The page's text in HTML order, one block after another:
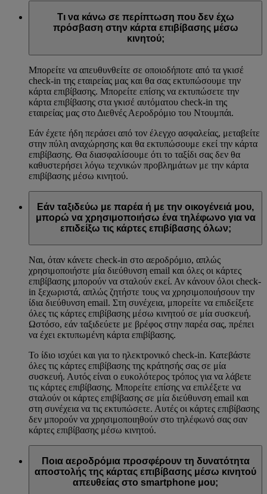
Τι να κάνω σε περίπτωση που δεν έχω
πρόσβαση στην κάρτα επιβίβασης μέσω
κινητού;
Μπορείτε να απευθυνθείτε σε οποιοδήποτε από τα γκισέ
check-in της εταιρείας μας και θα σας εκτυπώσουμε την
κάρτα επιβίβασης. Μπορείτε επίσης να εκτυπώσετε την
κάρτα επιβίβασης στα γκισέ αυτόματου check-in της
εταιρείας μας στο Διεθνές Αεροδρόμιο του Ντουμπάι.
Εάν έχετε ήδη περάσει από τον έλεγχο ασφαλείας, μεταβείτε
στην πύλη αναχώρησης και θα εκτυπώσουμε εκεί την κάρτα
επιβίβασης. Θα διασφαλίσουμε ότι το ταξίδι σας δεν θα
καθυστερήσει λόγω τεχνικών προβλημάτων με την κάρτα
επιβίβασης μέσω κινητού.
Εάν ταξιδεύω με παρέα ή με την οικογένειά μου,
μπορώ να χρησιμοποιήσω ένα τηλέφωνο για να
επιδείξω τις κάρτες επιβίβασης όλων;
Ναι, όταν κάνετε check-in στο αεροδρόμιο, απλώς
χρησιμοποιήστε μία διεύθυνση email και όλες οι κάρτες
επιβίβασης μπορούν να σταλούν εκεί. Αν κάνουν όλοι check-
in ξεχωριστά, απλώς ζητήστε τους να χρησιμοποιήσουν την
ίδια διεύθυνση email. Στη συνέχεια, μπορείτε να επιδείξετε
όλες τις κάρτες επιβίβασης μέσω κινητού σε μία συσκευή.
Ωστόσο, εάν ταξιδεύετε με βρέφος στην παρέα σας, πρέπει
να έχει εκτυπωμένη κάρτα επιβίβασης.
Το ίδιο ισχύει και για το ηλεκτρονικό check-in. Κατεβάστε
όλες τις κάρτες επιβίβασης της κράτησής σας σε μία
συσκευή. Αυτός είναι ο ευκολότερος τρόπος για να λάβετε
τις κάρτες επιβίβασης. Μπορείτε επίσης να επιλέξετε να
σταλούν οι κάρτες επιβίβασης σε μία διεύθυνση email και
στη συνέχεια να τις εκτυπώσετε. Αυτές οι κάρτες επιβίβασης
δεν μπορούν να χρησιμοποιηθούν στο τηλέφωνό σας σαν
κάρτες επιβίβασης μέσω κινητού.
Ποια αεροδρόμια προσφέρουν τη δυνατότητα
αποστολής της κάρτας επιβίβασης μέσω κινητού
απευθείας στο smartphone μου;